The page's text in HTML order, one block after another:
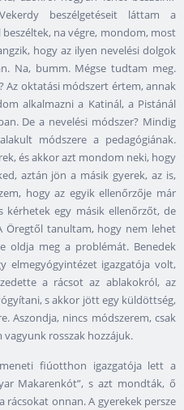
beszélgetéseit láttam a
na végre, mondom, most
hogy az ilyen nevelési dolgok
Na, bumm. Mégse tudtam meg.
Az oktatási módszert értem, annak
alkalmazni a Katinál, a Pistánál
De a nevelési módszer? Mindig
módszere a pedagógiának.
és akkor azt mondom neki, hogy
aztán jön a másik gyerek, az is,
hogy az egyik ellenőrzője már
kérhetek egy másik ellenőrzőt, de
tanultam, hogy nem lehet
oldja meg a problémát. Benedek
elmegyógyintézet igazgatója volt,
a rácsot az ablakokról, az
s akkor jött egy küldöttség,
Aszondja, nincs módszerem, csak
rosszak hozzájuk.
fiúotthon igazgatója lett a
Makarenkót”, s azt mondták, ő
rácsokat onnan. A gyerekek persze